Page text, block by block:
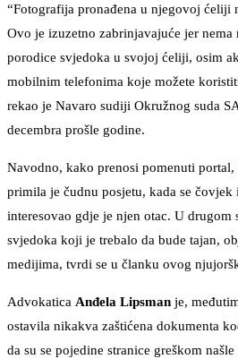
“Fotografija pronađena u njegovoj ćeliji
Ovo je izuzetno zabrinjavajuće jer
porodice svjedoka u svojoj ćeliji, osim
mobilnim telefonima koje možete
rekao je Navaro sudiji Okružnog suda
decembra prošle godine.
Navodno, kako prenosi pomenuti
primila je čudnu posjetu, kada se čovjek
interesovao gdje je njen otac. U drugom
svjedoka koji je trebalo da bude tajan,
medijima, tvrdi se u članku ovog
Advokatica Anđela Lipsman je,
ostavila nikakva zaštićena dokumenta
da su se pojedine stranice greškom